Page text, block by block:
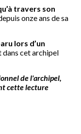
travers son
onze ans de sa
lors d’un
cet archipel
de l'archipel,
cette lecture